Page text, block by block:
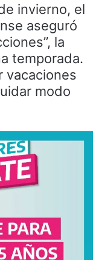
invierno, el
aseguró
la
temporada.
vacaciones
modo